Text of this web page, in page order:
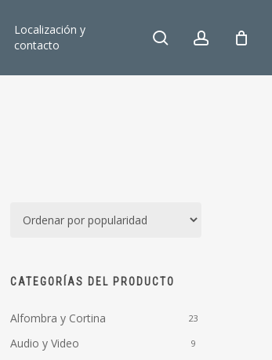
Localización y
contacto
search account
Ordenado
CATEGORÍAS DEL PRODUCTO
Alfombra y Cortina 23
Audio y Video 9